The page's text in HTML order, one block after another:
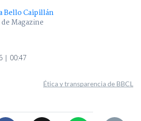
Bello Caipillán
Magazine
| 00:47
Ética y transparencia de BBCL